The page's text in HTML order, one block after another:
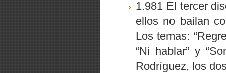
1.981 El tercer
ellos no bailan
Los temas:
“Ni hablar” y
Rodríguez, los